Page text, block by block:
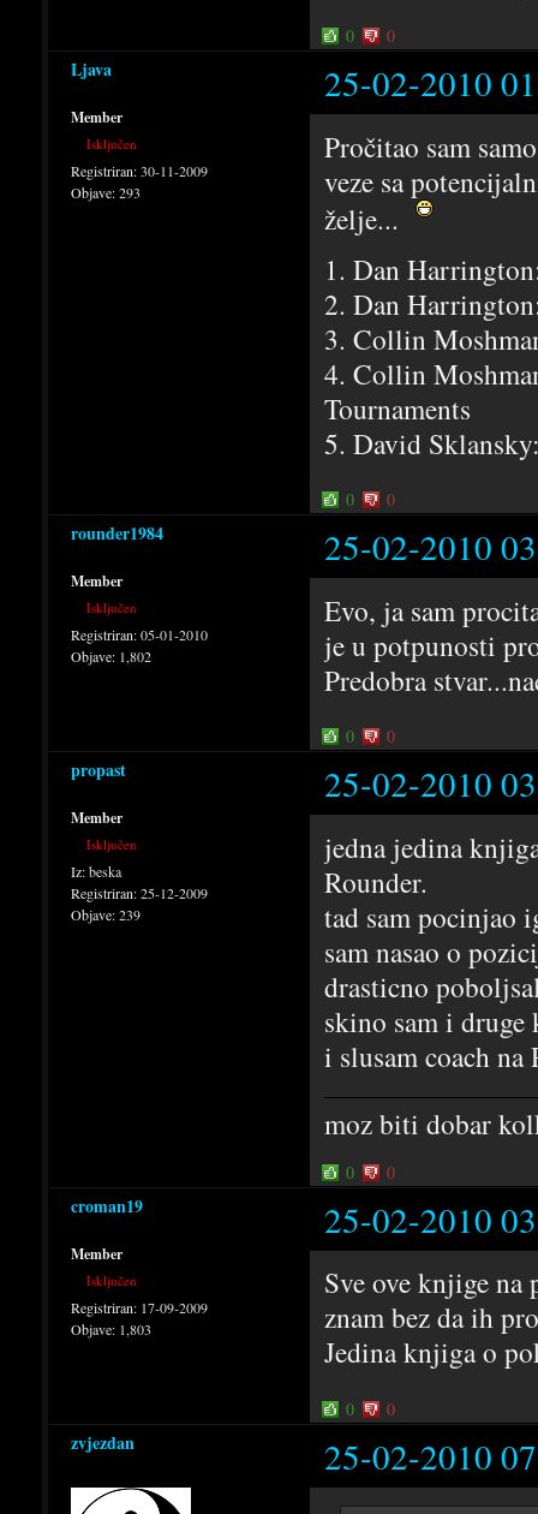
0 0
Ljava 25-02-2010
Member
Isključen
Registriran:30-11-2009
Objave:293
Pročitao sam
veze sa
želje...
1. Dan
2. Dan
3. Collin
4. Collin
Tournaments
5. David
0 0
rounder1984 25-02-2010
Member
Isključen
Registriran:05-01-2010
Objave: 1,802
Evo, ja sam
je u potpunosti
Predobra
0 0
propast 25-02-2010
Member
Isključen
Iz:beska
Registriran:25-12-2009
Objave:239
jedna jedina
Rounder.
tad sam pocinjao
sam nasao o
drasticno
skino sam i
i slusam coach na
moz biti dobar
0 0
croman19 25-02-2010
Member
Isključen
Registriran: 17-09-2009
Objave: 1,803
Sve ove knjige na
znam bez da ih
Jedina knjiga o
0 0
zvjezdan 25-02-2010